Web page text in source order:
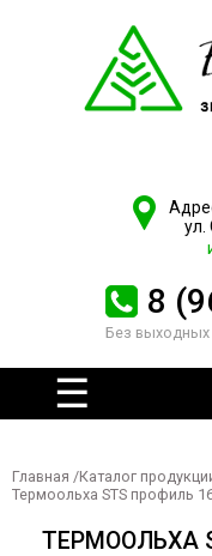
ул.
8
Без выходных
Главная /Каталог
Термоольха STS профиль
ТЕРМООЛЬХА